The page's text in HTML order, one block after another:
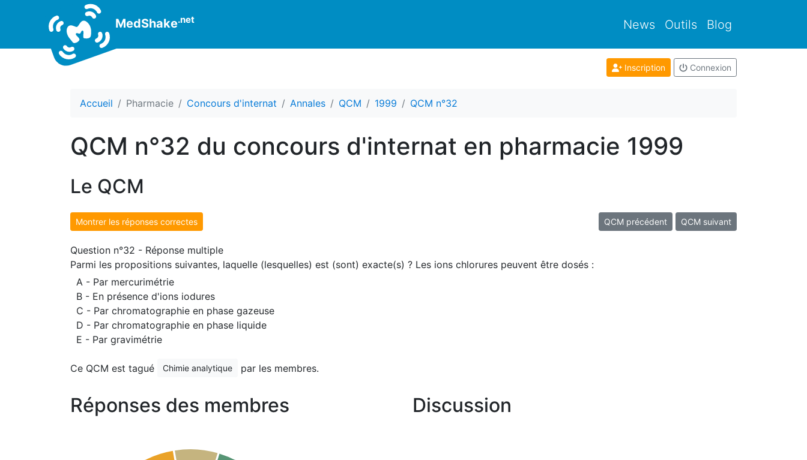
MedShake.net News Outils Blog
Inscription Connexion
Accueil Pharmacie Concours d'internat Annales QCM 1999 QCM n°32
QCM n°32 du concours d'internat en pharmacie 1999
Le QCM
Montrer les réponses correctes QCM précédent QCM suivant
Question n°32 - Réponse multiple
Parmi les propositions suivantes, laquelle (lesquelles) est (sont) exacte(s) ? Les ions chlorures peuvent être dosés :
A - Par mercurimétrie
B - En présence d'ions iodures
C - Par chromatographie en phase gazeuse
D - Par chromatographie en phase liquide
E - Par gravimétrie
Ce QCM est tagué Chimie analytique par les membres.
Réponses des membres Discussion